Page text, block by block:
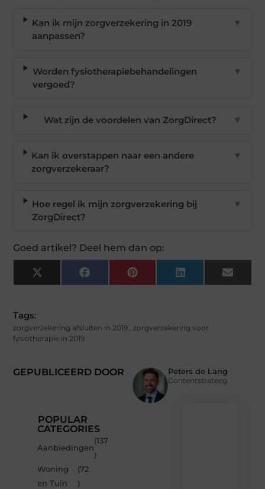
Kan ik mijn zorgverzekering in 2019
aanpassen?
▼
Worden fysiotherapiebehandelingen
vergoed?
▼
Wat zijn de voordelen van ZorgDirect? ▼
Kan ik overstappen naar een andere
zorgverzekeraar?
▼
Hoe regel ik mijn zorgverzekering bij
ZorgDirect?
▼
Goed artikel? Deel hem dan op:
X
(Twitter)
FacebookPinterest LinkedIn Email
GEPUBLICEERD DOOR Peters de Lang
Contentstrateeg
Tags:
zorgverzekering afsluiten in 2019 ,zorgverzekering voor
fysiotherapie in 2019
POPULAR
CATEGORIES
Aanbiedingen
(137
)
Woning
en Tuin
(72
)